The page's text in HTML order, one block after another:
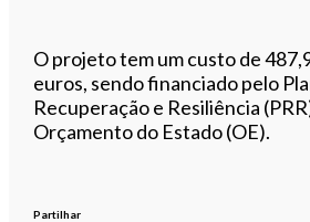
O projeto tem um custo de
euros, sendo financiado pelo
Recuperação e Resiliência
Orçamento do Estado (OE).
Partilhar